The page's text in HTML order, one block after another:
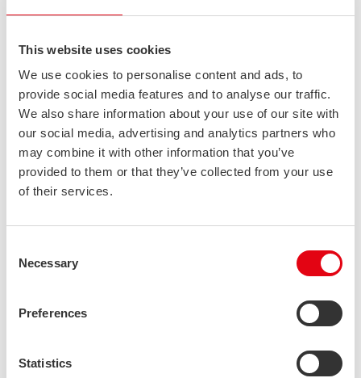
This website uses cookies
We use cookies to personalise content and ads, to
provide social media features and to analyse our traffic.
We also share information about your use of our site with
our social media, advertising and analytics partners who
may combine it with other information that you’ve
provided to them or that they’ve collected from your use
of their services.
Selection
Necessary
Preferences
Statistics
yhteistyökumppaneitamme huomioimaan jo etukäteen
Suomi
Myyntikonttori: suljettu 24.–26.12. sekä 1.1.2025
Tuotanto: suljettu 23.12.–6.1.2025
Lähettämö: suljettu 23.12.–1.1.2025
Alankomaat
Myyntitoimisto: suljettu 23.12–5.1.2025